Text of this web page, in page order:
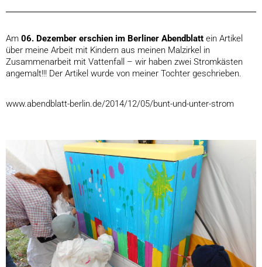
Am 06. Dezember erschien im Berliner Abendblatt ein Artikel
über meine Arbeit mit Kindern aus meinen Malzirkel in
Zusammenarbeit mit Vattenfall – wir haben zwei Stromkästen
angemalt!!! Der Artikel wurde von meiner Tochter geschrieben.
www.abendblatt-berlin.de/2014/12/05/bunt-und-unter-strom